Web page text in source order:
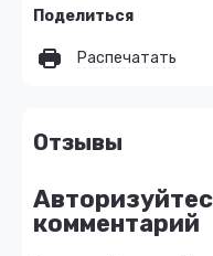
Поделиться
Распечатать
Отзывы
комментарий